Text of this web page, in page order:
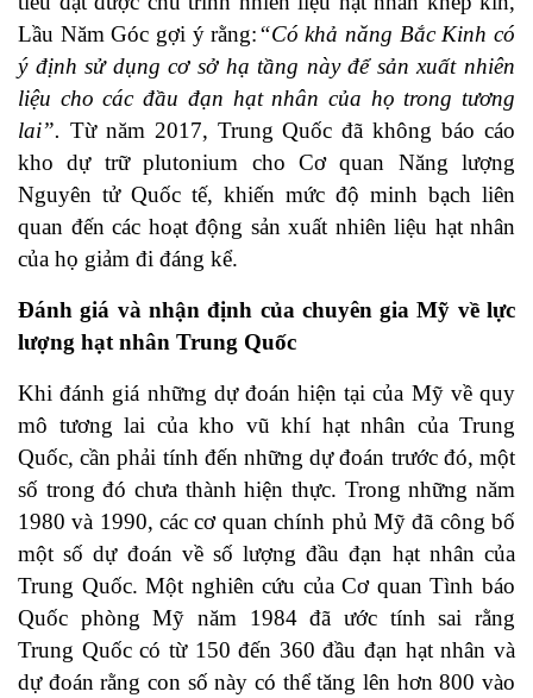
Lầu Năm Góc gợi ý rằng:“Có khả năng Bắc Kinh có
ý định sử dụng cơ sở hạ tầng này để sản xuất nhiên
liệu cho các đầu đạn hạt nhân của họ trong tương
lai”. Từ năm 2017, Trung Quốc đã không báo cáo
kho dự trữ plutonium cho Cơ quan Năng lượng
Nguyên tử Quốc tế, khiến mức độ minh bạch liên
quan đến các hoạt động sản xuất nhiên liệu hạt nhân
của họ giảm đi đáng kể.
Đánh giá và nhận định của chuyên gia Mỹ về lực
lượng hạt nhân Trung Quốc
Khi đánh giá những dự đoán hiện tại của Mỹ về quy
mô tương lai của kho vũ khí hạt nhân của Trung
Quốc, cần phải tính đến những dự đoán trước đó, một
số trong đó chưa thành hiện thực. Trong những năm
1980 và 1990, các cơ quan chính phủ Mỹ đã công bố
một số dự đoán về số lượng đầu đạn hạt nhân của
Trung Quốc. Một nghiên cứu của Cơ quan Tình báo
Quốc phòng Mỹ năm 1984 đã ước tính sai rằng
Trung Quốc có từ 150 đến 360 đầu đạn hạt nhân và
dự đoán rằng con số này có thể tăng lên hơn 800 vào